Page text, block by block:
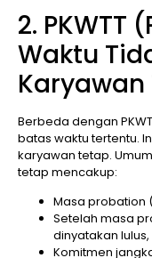
2. PKWTT
Waktu
Karyawan
Berbeda dengan
batas waktu tertentu.
karyawan tetap.
tetap mencakup:
Masa probation
Setelah masa
dinyatakan
Komitmen